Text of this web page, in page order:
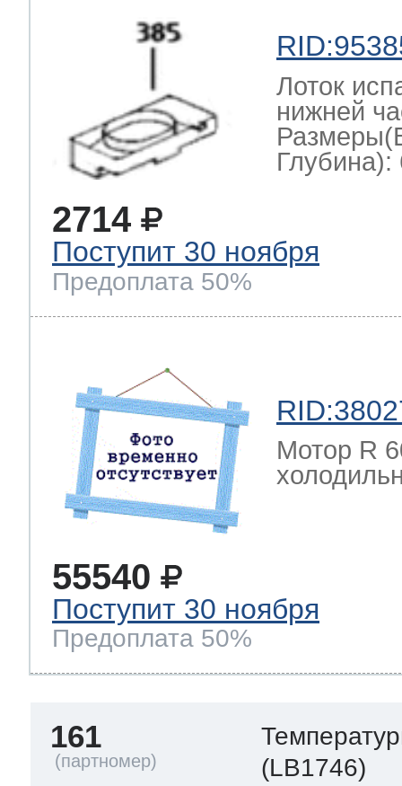
Лоток
нижней
Глубина):
2714
Поступит 30 ноября
Предоплата 50%
Мотор R
55540
Поступит 30 ноября
Предоплата 50%
161
(LB1746)